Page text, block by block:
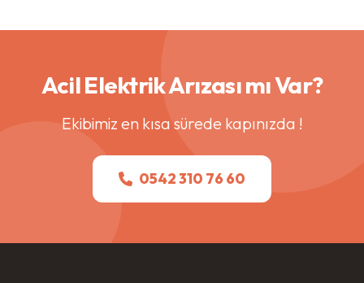
Acil Elektrik Arızası mı Var?
Ekibimiz en kısa sürede kapınızda !
0542 310 76 60